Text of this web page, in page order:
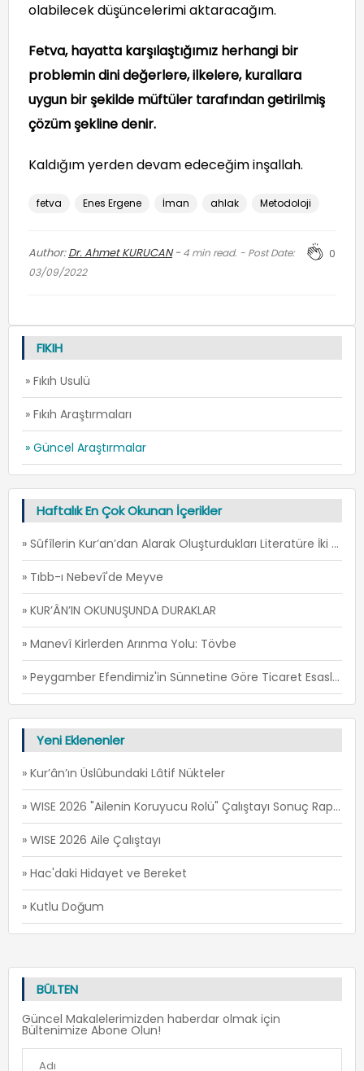
olabilecek düşüncelerimi aktaracağım.
Fetva, hayatta karşılaştığımız herhangi bir
problemin dini değerlere, ilkelere, kurallara
uygun bir şekilde müftüler tarafından getirilmiş
çözüm şekline denir.
Kaldığım yerden devam edeceğim inşallah.
fetva Enes Ergene İman ahlak Metodoloji
Author:Dr. Ahmet KURUCAN- 4 min read. - Post Date:
03/09/2022
0
FIKIH
» Fıkıh Usulü
» Fıkıh Araştırmaları
» Güncel Araştırmalar
Haftalık En Çok Okunan İçerikler
» Sûfîlerin Kur’an’dan Alarak Oluşturdukları Literatüre İki Örnek: İ’TİSÂM ve FİRÂR -1
» Tıbb-ı Nebevî'de Meyve
» KUR’ÂN’IN OKUNUŞUNDA DURAKLAR
» Manevî Kirlerden Arınma Yolu: Tövbe
» Peygamber Efendimiz'in Sünnetine Göre Ticaret Esasları -1
Yeni Eklenenler
» Kur’ân’ın Üslûbundaki Lâtif Nükteler
» WISE 2026 "Ailenin Koruyucu Rolü" Çalıştayı Sonuç Raporu
» WISE 2026 Aile Çalıştayı
» Hac'daki Hidayet ve Bereket
» Kutlu Doğum
BÜLTEN
Güncel Makalelerimizden haberdar olmak için
Bültenimize Abone Olun!